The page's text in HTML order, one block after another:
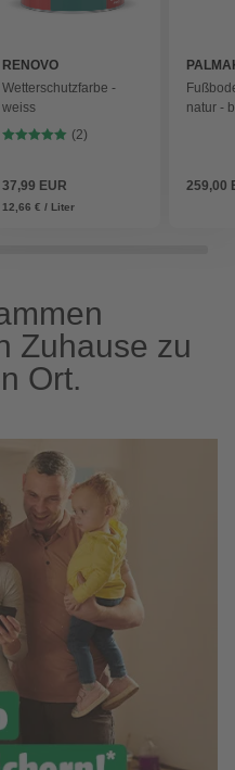
RENOVO
Wetterschutzfarbe -
weiss
(2)
37,99 EUR
12,66 € / Liter
natur -
259,00
Zuhause zu
Ort.